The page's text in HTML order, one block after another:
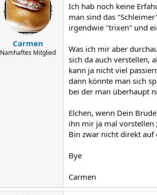
Carmen
Namhaftes Mitglied
Ich hab noch keine
man sind das
irgendwie "trixen" und
Was ich mir aber
sich da auch verstellen,
kann ja nicht viel
dann könnte man sich
bei der man überhaupt
Elchen, wenn Dein
ihn mir ja mal vorstellen
Bin zwar nicht direkt auf
Bye
Carmen